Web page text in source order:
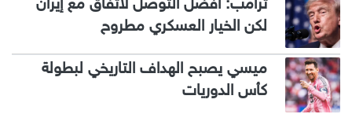
لكن الخيار العسكري مطروح
ميسي يصبح الهداف التاريخي لبطولة
كأس الدوريات